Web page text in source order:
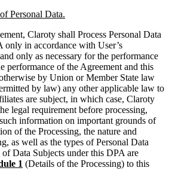
Personal Data.
Claroty shall Process Personal Data
only in accordance with User’s
only as necessary for the performance
performance of the Agreement and this
by Union or Member State law
by law) any other applicable law to
are subject, in which case, Claroty
legal requirement before processing,
information on important grounds of
of the Processing, the nature and
as well as the types of Personal Data
of Data Subjects under this DPA are
1 (Details of the Processing) to this